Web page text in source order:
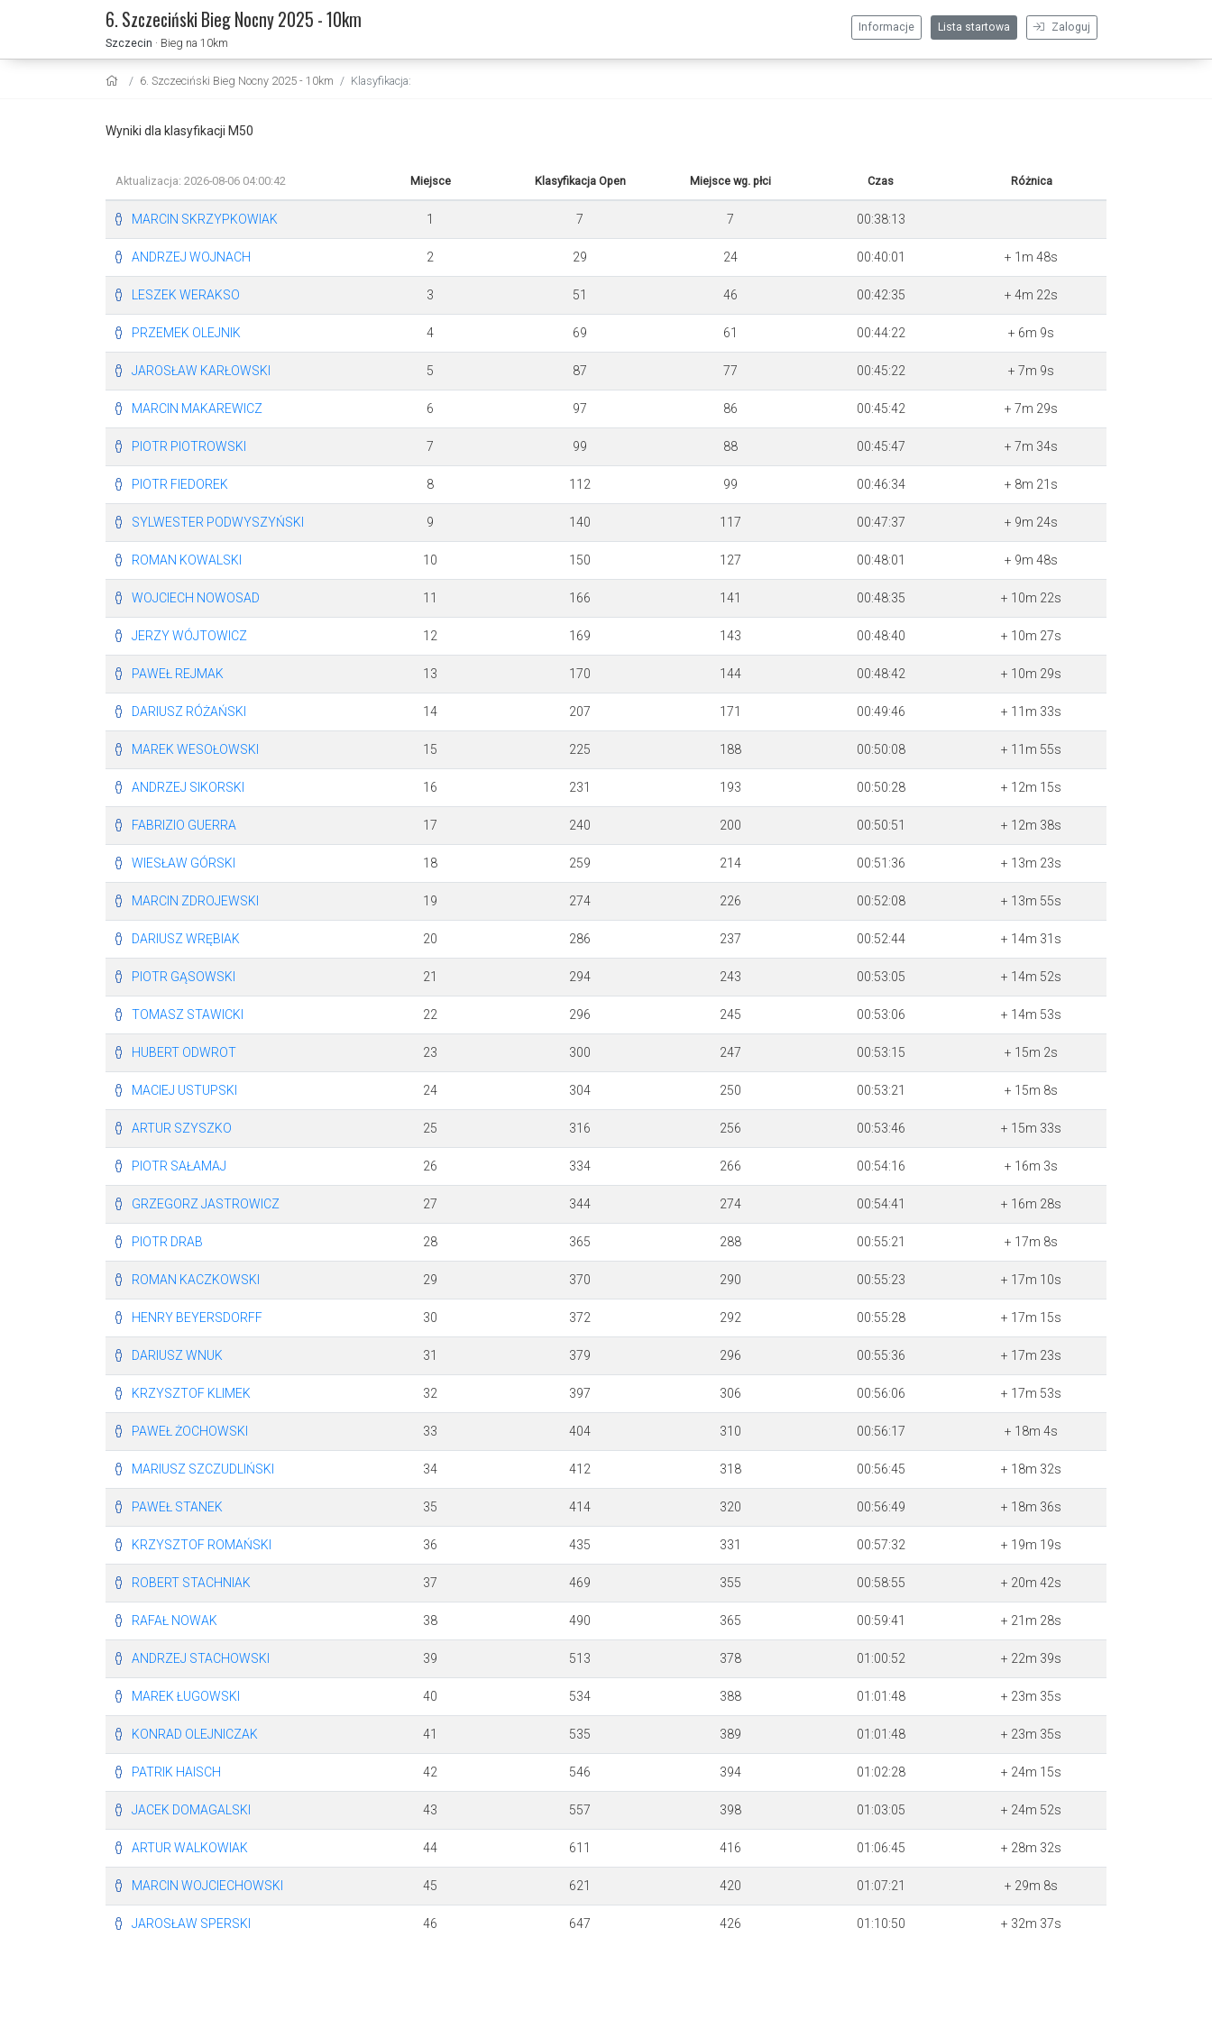
6. Szczeciński Bieg Nocny 2025 - 10km
Szczecin · Bieg na 10km
Zaloguj
Lista startowa
Informacje
6. Szczeciński Bieg Nocny 2025 - 10km Klasyfikacja:
Wyniki dla klasyfikacji M50
Aktualizacja: 2026-08-06 04:00:42 Miejsce Klasyfikacja Open Miejsce wg. płci Czas Różnica
MARCIN SKRZYPKOWIAK 1 7 7 00:38:13
ANDRZEJ WOJNACH 2 29 24 00:40:01 + 1m 48s
LESZEK WERAKSO 3 51 46 00:42:35 + 4m 22s
PRZEMEK OLEJNIK 4 69 61 00:44:22 + 6m 9s
JAROSŁAW KARŁOWSKI 5 87 77 00:45:22 + 7m 9s
MARCIN MAKAREWICZ 6 97 86 00:45:42 + 7m 29s
PIOTR PIOTROWSKI 7 99 88 00:45:47 + 7m 34s
PIOTR FIEDOREK 8 112 99 00:46:34 + 8m 21s
SYLWESTER PODWYSZYŃSKI 9 140 117 00:47:37 + 9m 24s
ROMAN KOWALSKI 10 150 127 00:48:01 + 9m 48s
WOJCIECH NOWOSAD 11 166 141 00:48:35 + 10m 22s
JERZY WÓJTOWICZ 12 169 143 00:48:40 + 10m 27s
PAWEŁ REJMAK 13 170 144 00:48:42 + 10m 29s
DARIUSZ RÓŻAŃSKI 14 207 171 00:49:46 + 11m 33s
MAREK WESOŁOWSKI 15 225 188 00:50:08 + 11m 55s
ANDRZEJ SIKORSKI 16 231 193 00:50:28 + 12m 15s
FABRIZIO GUERRA 17 240 200 00:50:51 + 12m 38s
WIESŁAW GÓRSKI 18 259 214 00:51:36 + 13m 23s
MARCIN ZDROJEWSKI 19 274 226 00:52:08 + 13m 55s
DARIUSZ WRĘBIAK 20 286 237 00:52:44 + 14m 31s
PIOTR GĄSOWSKI 21 294 243 00:53:05 + 14m 52s
TOMASZ STAWICKI 22 296 245 00:53:06 + 14m 53s
HUBERT ODWROT 23 300 247 00:53:15 + 15m 2s
MACIEJ USTUPSKI 24 304 250 00:53:21 + 15m 8s
ARTUR SZYSZKO 25 316 256 00:53:46 + 15m 33s
PIOTR SAŁAMAJ 26 334 266 00:54:16 + 16m 3s
GRZEGORZ JASTROWICZ 27 344 274 00:54:41 + 16m 28s
PIOTR DRAB 28 365 288 00:55:21 + 17m 8s
ROMAN KACZKOWSKI 29 370 290 00:55:23 + 17m 10s
HENRY BEYERSDORFF 30 372 292 00:55:28 + 17m 15s
DARIUSZ WNUK 31 379 296 00:55:36 + 17m 23s
KRZYSZTOF KLIMEK 32 397 306 00:56:06 + 17m 53s
PAWEŁ ŻOCHOWSKI 33 404 310 00:56:17 + 18m 4s
MARIUSZ SZCZUDLIŃSKI 34 412 318 00:56:45 + 18m 32s
PAWEŁ STANEK 35 414 320 00:56:49 + 18m 36s
KRZYSZTOF ROMAŃSKI 36 435 331 00:57:32 + 19m 19s
ROBERT STACHNIAK 37 469 355 00:58:55 + 20m 42s
RAFAŁ NOWAK 38 490 365 00:59:41 + 21m 28s
ANDRZEJ STACHOWSKI 39 513 378 01:00:52 + 22m 39s
MAREK ŁUGOWSKI 40 534 388 01:01:48 + 23m 35s
KONRAD OLEJNICZAK 41 535 389 01:01:48 + 23m 35s
PATRIK HAISCH 42 546 394 01:02:28 + 24m 15s
JACEK DOMAGALSKI 43 557 398 01:03:05 + 24m 52s
ARTUR WALKOWIAK 44 611 416 01:06:45 + 28m 32s
MARCIN WOJCIECHOWSKI 45 621 420 01:07:21 + 29m 8s
JAROSŁAW SPERSKI 46 647 426 01:10:50 + 32m 37s